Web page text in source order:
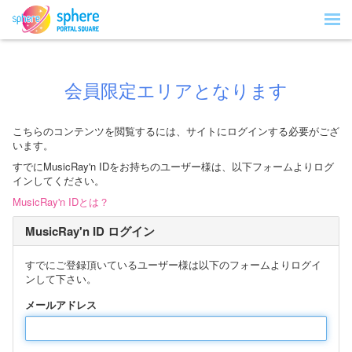
会員限定エリアとなります
こちらのコンテンツを閲覧するには、サイトにログインする必要がござ
います。
すでにMusicRay'n IDをお持ちのユーザー様は、以下フォームよりログ
インしてください。
MusicRay'n IDとは？
MusicRay'n ID ログイン
すでにご登録頂いているユーザー様は以下のフォームよりログイ
ンして下さい。
メールアドレス